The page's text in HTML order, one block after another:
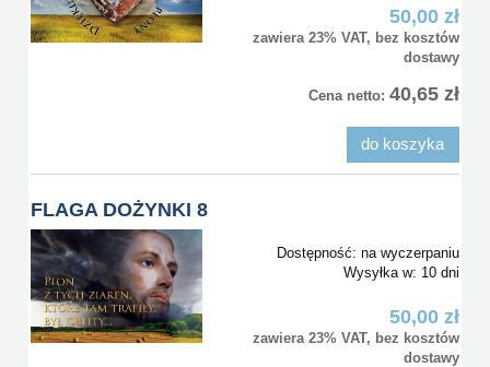
50,00 zł
zawiera 23% VAT, bez kosztów
dostawy
Cena netto: 40,65 zł
do koszyka
FLAGA DOŻYNKI 8
Dostępność: na wyczerpaniu
Wysyłka w: 10 dni
50,00 zł
zawiera 23% VAT, bez kosztów
dostawy